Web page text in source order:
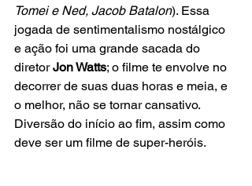
Tomei e Ned, Jacob Batalon). Essa
jogada de sentimentalismo nostálgico
e ação foi uma grande sacada do
diretor Jon Watts; o filme te envolve no
decorrer de suas duas horas e meia, e
o melhor, não se tornar cansativo.
Diversão do início ao fim, assim como
deve ser um filme de super-heróis.